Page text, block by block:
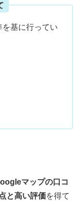
基に行ってい
マップの口コ
と高い評価を得て